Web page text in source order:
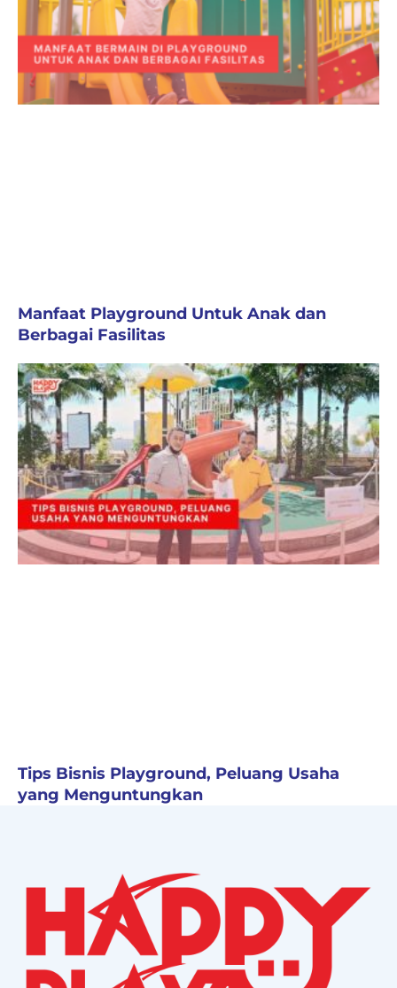
Manfaat Playground Untuk Anak dan
Berbagai Fasilitas
Tips Bisnis Playground, Peluang Usaha
yang Menguntungkan